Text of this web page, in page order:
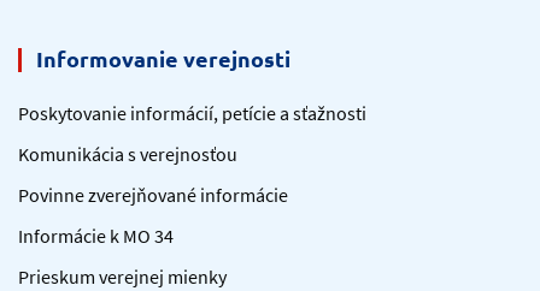
Informovanie verejnosti
Poskytovanie informácií, petície a sťažnosti
Komunikácia s verejnosťou
Povinne zverejňované informácie
Informácie k MO 34
Prieskum verejnej mienky